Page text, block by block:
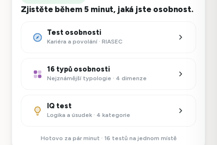
Zjistěte během 5 minut, jaká jste osobnost.
Test osobnosti
Kariéra a povolání · RIASEC
16 typů osobnosti
Nejznámější typologie · 4 dimenze
IQ test
Logika a úsudek · 4 kategorie
Hotovo za pár minut · 16 testů na jednom místě